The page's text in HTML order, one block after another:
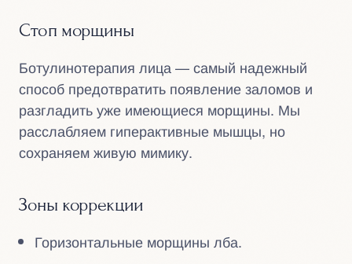
Стоп морщины
Ботулинотерапия лица — самый надежный
способ предотвратить появление заломов и
разгладить уже имеющиеся морщины. Мы
расслабляем гиперактивные мышцы, но
сохраняем живую мимику.
Зоны коррекции
Горизонтальные морщины лба.